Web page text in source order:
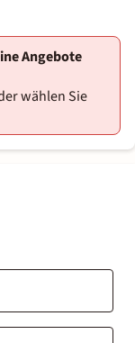
Angebote
wählen Sie